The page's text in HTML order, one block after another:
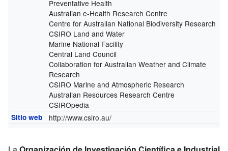
Preventative Health
Australian e-Health Research Centre
Centre for Australian National Biodiversity Research
CSIRO Land and Water
Marine National Facility
Central Land Council
Collaboration for Australian Weather and Climate
Research
CSIRO Marine and Atmospheric Research
Australian Resources Research Centre
CSIROpedia
Sitio web http://www.csiro.au/